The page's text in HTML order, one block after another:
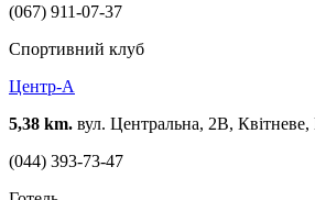
(067) 911-07-37
Спортивний клуб
Центр-А
5,38 km. вул. Центральна, 2В, Квітневе,
(044) 393-73-47